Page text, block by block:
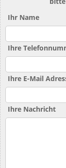
Ihr Name
Ihre
Ihre E-Mail
Ihre Nachricht